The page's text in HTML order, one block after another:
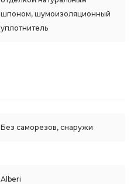
шпоном, шумоизоляционный
уплотнитель
Без саморезов, снаружи
Alberi